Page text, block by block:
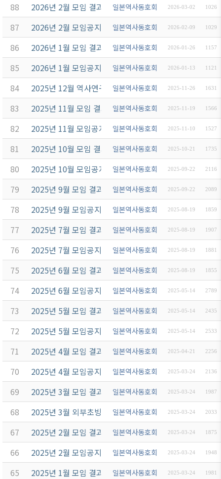
88 2026년 2월 모임 결과보고일본역사동호회 2026-03-02 1026
87 2026년 2월 모임공지 일본역사동호회 2026-02-09 1029
86 2026년 1월 모임 결과보고일본역사동호회 2026-01-26 1157
85 2026년 1월 모임공지 일본역사동호회 2026-01-13 1121
84 2025년 12월 역사연구회 송년회모임공지
일본역사동호회 2025-11-26 1631
83 2025년 11월 모임 결과보고일본역사동호회 2025-11-19 1566
82 2025년 11월 모임공지 일본역사동호회 2025-11-10 1527
81 2025년 10월 모임 결과보고일본역사동호회 2025-10-21 1735
80 2025년 10월 모임공지 일본역사동호회 2025-09-22 2116
79 2025년 9월 모임 결과보고일본역사동호회 2025-09-22 2089
78 2025년 9월 모임공지 일본역사동호회 2025-08-19 1859
77 2025년 7월 모임 결과보고일본역사동호회 2025-08-19 1907
76 2025년 7월 모임공지 일본역사동호회 2025-08-19 1881
75 2025년 6월 모임 결과보고일본역사동호회 2025-08-19 1855
74 2025년 6월 모임공지 일본역사동호회 2025-05-14 2789
73 2025년 5월 모임 결과보고일본역사동호회 2025-05-14 2435
72 2025년 5월 모임공지 일본역사동호회 2025-05-14 2533
71 2025년 4월 모임 결과보고일본역사동호회 2025-04-21 2256
70 2025년 4월 모임공지 일본역사동호회 2025-03-24 2136
69 2025년 3월 모임 결과보고일본역사동호회 2025-03-24 1987
68 2025년 3월 외부초빙강사 강의일본역사동호회 2025-03-24 2033
67 2025년 2월 모임 결과보고일본역사동호회 2025-03-24 1875
66 2025년 2월 모임공지 일본역사동호회 2025-03-24 1948
65 2025년 1월 모임 결과보고일본역사동호회 2025-03-24 1981